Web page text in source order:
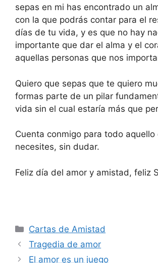
sepas en mi has encontrado un
con la que podrás contar para el
días de tu vida, y es que no hay
importante que dar el alma y el
aquellas personas que nos
Quiero que sepas que te quiero
formas parte de un pilar
vida sin el cual estaría más que
Cuenta conmigo para todo aquello
necesites, sin dudar.
Feliz día del amor y amistad, feliz
Categories
Cartas de Amistad
Tragedia de amor
El amor es un juego